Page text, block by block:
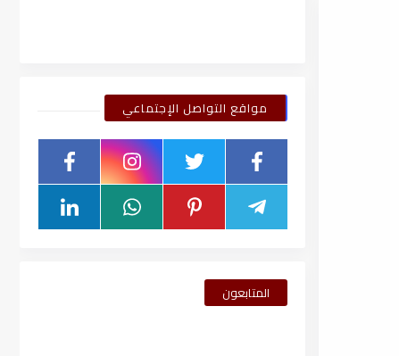
مواقع التواصل الإجتماعي
المتابعون